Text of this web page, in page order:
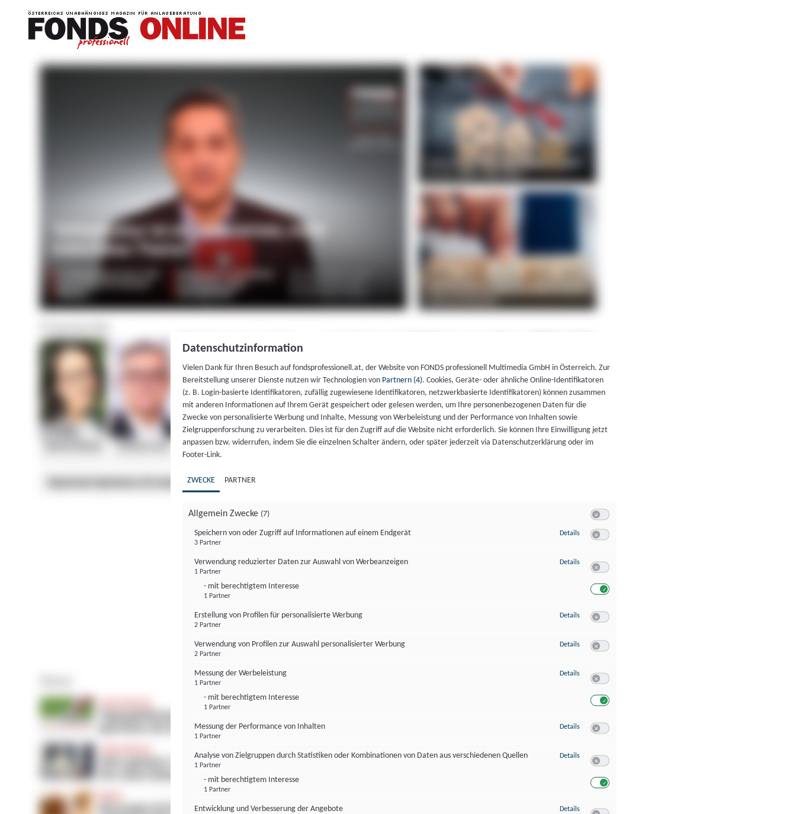
Datenschutzinformation
Vielen Dank für Ihren Besuch auf fondsprofessionell.at, der Website von FONDS professionell Multimedia GmbH in Österreich. Zur
Bereitstellung unserer Dienste nutzen wir Technologien von Partnern (4). Cookies, Geräte- oder ähnliche Online-Identifikatoren
(z. B. Login-basierte Identifikatoren, zufällig zugewiesene Identifikatoren, netzwerkbasierte Identifikatoren) können zusammen
mit anderen Informationen auf Ihrem Gerät gespeichert oder gelesen werden, um Ihre personenbezogenen Daten für die
Zwecke von personalisierte Werbung und Inhalte, Messung von Werbeleistung und der Performance von Inhalten sowie
Zielgruppenforschung zu verarbeiten. Dies ist für den Zugriff auf die Website nicht erforderlich. Sie können Ihre Einwilligung jetzt
anpassen bzw. widerrufen, indem Sie die einzelnen Schalter ändern, oder später jederzeit via Datenschutzerklärung oder im
Footer-Link.
ZWECKE PARTNER
Allgemein Zwecke (7)
Speichern von oder Zugriff auf Informationen auf einem Endgerät
3 Partner
Details zu Speichern von oder Zugriff auf Informationen auf einem Endgerät
Verwendung reduzierter Daten zur Auswahl von Werbeanzeigen
1 Partner
- mit berechtigtem Interesse
1 Partner
Details zu Verwendung reduzierter Daten zur Auswahl von Werbeanzeigen
Erstellung von Profilen für personalisierte Werbung
2 Partner
Details zu Erstellung von Profilen für personalisierte Werbung
Verwendung von Profilen zur Auswahl personalisierter Werbung
2 Partner
Details zu Verwendung von Profilen zur Auswahl personalisierter Werbung
Messung der Werbeleistung
1 Partner
- mit berechtigtem Interesse
1 Partner
Details zu Messung der Werbeleistung
Messung der Performance von Inhalten
1 Partner
Details zu Messung der Performance von Inhalten
Analyse von Zielgruppen durch Statistiken oder Kombinationen von Daten aus verschiedenen Quellen
1 Partner
- mit berechtigtem Interesse
1 Partner
Details zu Analyse von Zielgruppen durch Statistiken oder Kombinationen von
Entwicklung und Verbesserung der Angebote
Details zu Entwicklung und Verbesserung der Angebote